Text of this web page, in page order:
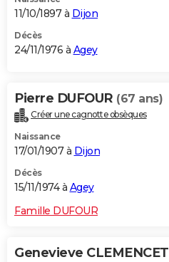
11/10/1897 à Dijon
Décès
24/11/1976 à Agey
Pierre DUFOUR (67 ans)
Créer une cagnotte obsèques
Naissance
17/01/1907 à Dijon
Décès
15/11/1974 à Agey
Famille DUFOUR
Genevieve CLEMENCET